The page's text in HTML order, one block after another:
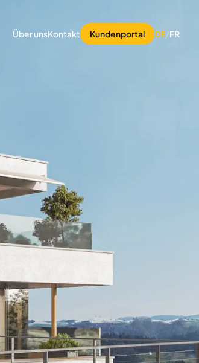
Über unsKontakt Kundenportal DE/FR